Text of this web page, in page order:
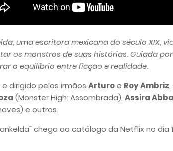
uma escritora mexicana do século XIX,
os monstros de suas histórias. Guiada
o equilíbrio entre ficção e realidade.
e dirigido pelos irmãos Arturoe Roy Ambriz
(Monster High: Assombrada), Assira
e outros.
chega ao catálogo da Netflix no dia